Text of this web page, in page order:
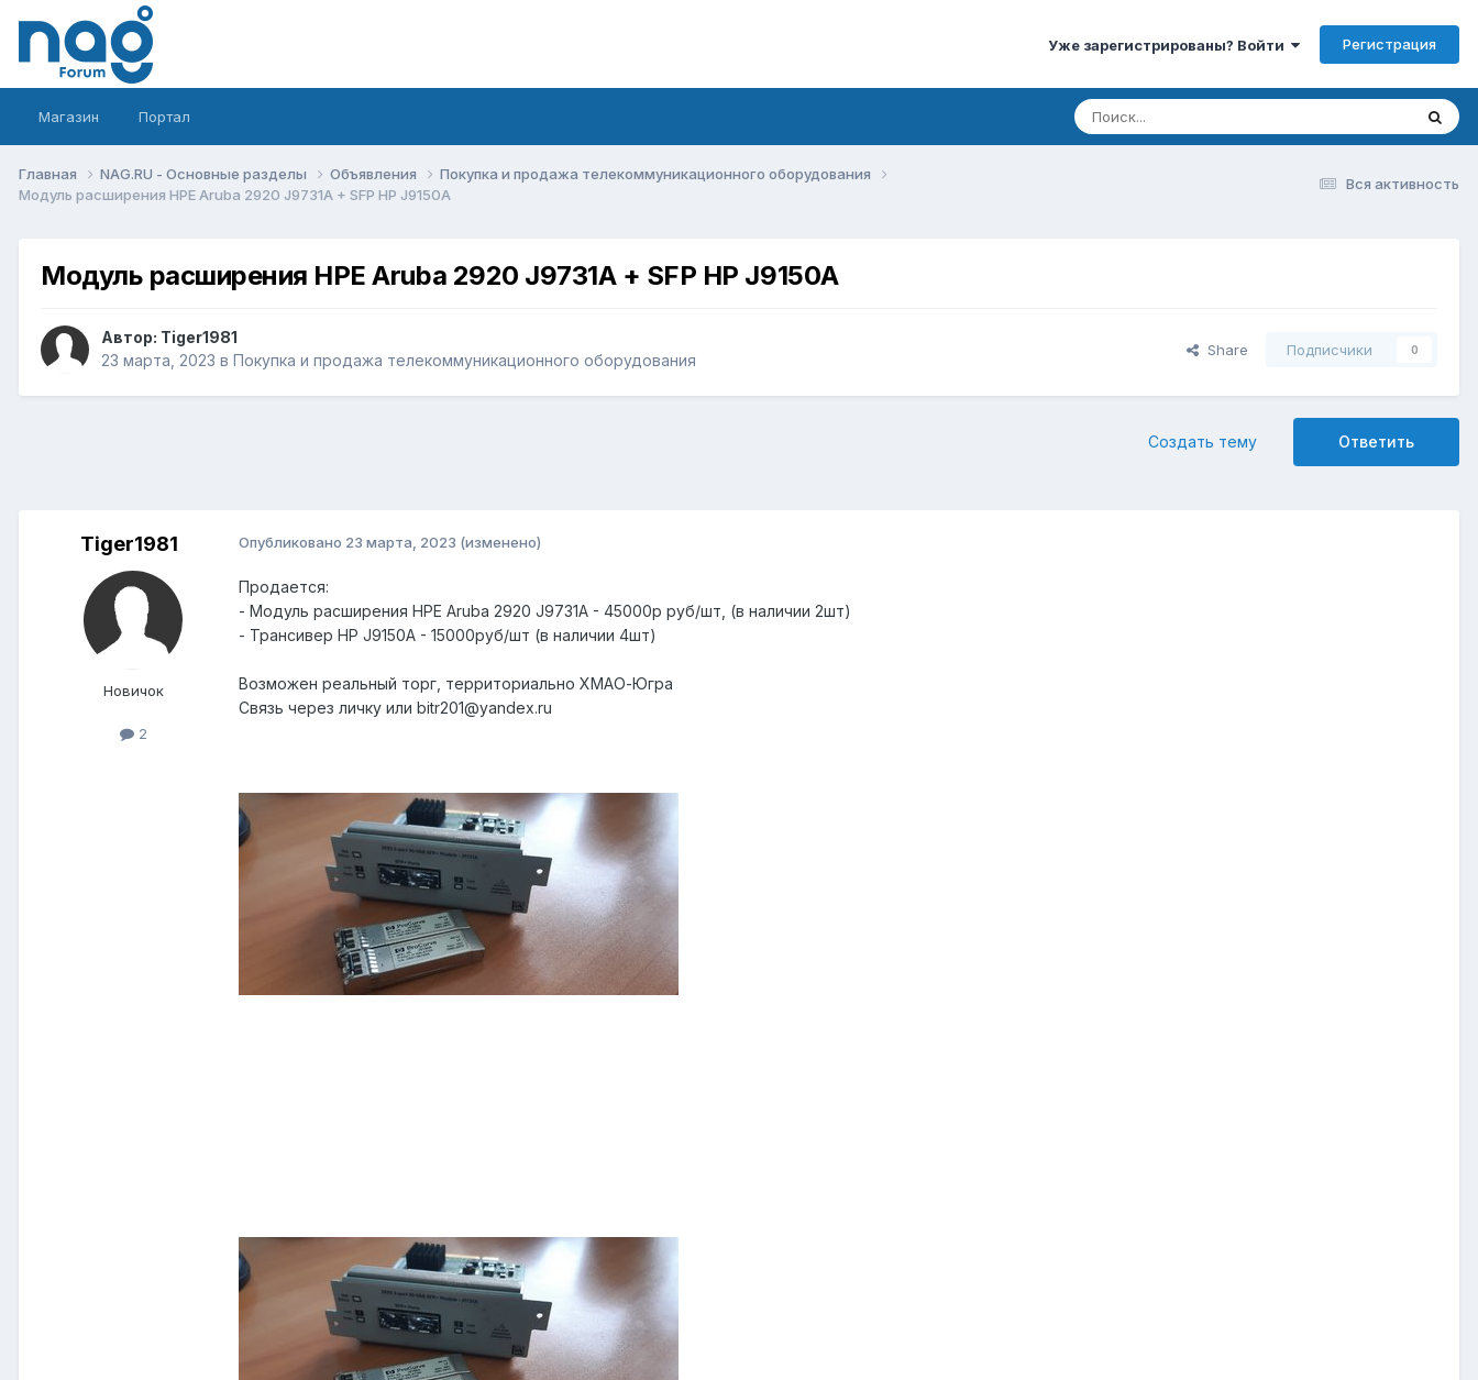
Уже зарегистрированы? Войти Регистрация
Магазин Портал
Вся активность
Главная NAG.RU - Основные разделы Объявления
Покупка и продажа телекоммуникационного оборудования
Модуль расширения HPE Aruba 2920 J9731A + SFP HP J9150A
Модуль расширения HPE Aruba 2920 J9731A + SFP HP J9150A
Автор: Tiger1981
23 марта, 2023 в Покупка и продажа телекоммуникационного оборудования
Share Подписчики 0
Ответить
Создать тему
Tiger1981
Новичок
2
Опубликовано 23 марта, 2023 (изменено)
Продается:
- Модуль расширения HPE Aruba 2920 J9731A - 45000р руб/шт, (в наличии 2шт)
- Трансивер HP J9150A - 15000руб/шт (в наличии 4шт)
Возможен реальный торг, территориально ХМАО-Югра
Связь через личку или bitr201@yandex.ru